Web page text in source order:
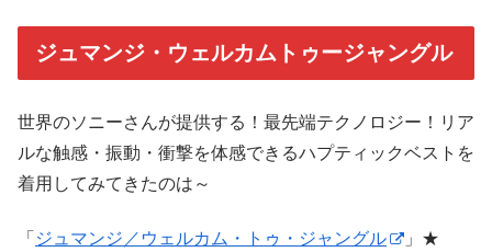
ジュマンジ・ウェルカムトゥージャングル
世界のソニーさんが提供する！最先端テクノロジー！リア
ルな触感・振動・衝撃を体感できるハプティックベストを
着用してみてきたのは～
「 ジュマンジ／ウェルカム・トゥ・ジャングル 」★